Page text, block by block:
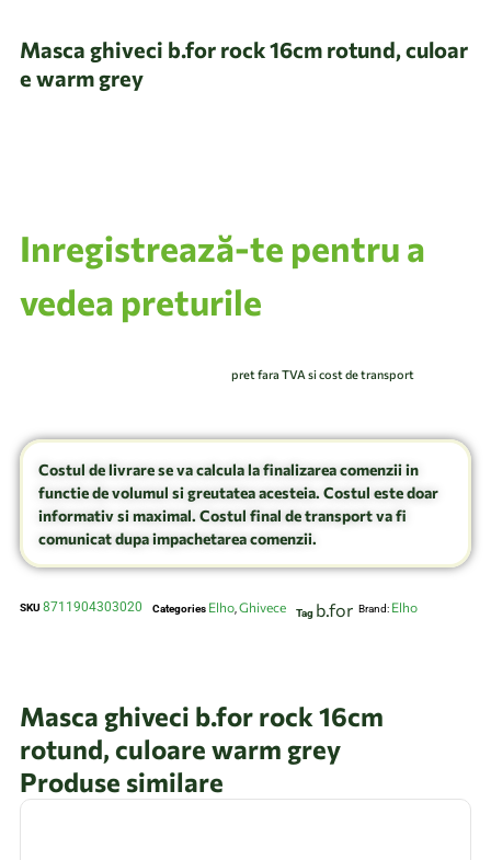
Masca ghiveci b.for rock 16cm rotund, culoar
e warm grey
Inregistrează-te pentru a
vedea preturile
pret fara TVA si cost de transport
Costul de livrare se va calcula la finalizarea comenzii in
functie de volumul si greutatea acesteia. Costul este doar
informativ si maximal. Costul final de transport va fi
comunicat dupa impachetarea comenzii.
SKU 8711904303020 Categories Elho Ghivece Tag b.for Brand: Elho
Masca ghiveci b.for rock 16cm
rotund, culoare warm grey
Produse similare